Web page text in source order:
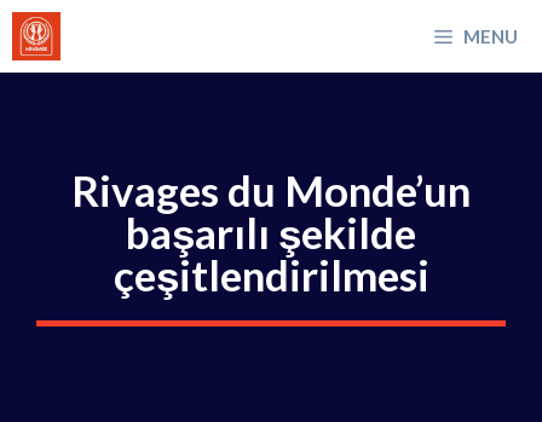
İçeriğe
atla
MENU
Rivages du Monde’un
başarılı şekilde
çeşitlendirilmesi